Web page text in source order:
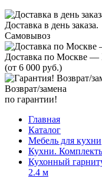
Доставка в день заказа.
Самовывоз
Доставка по Москве
(от 6 000 руб.)
Возврат/замена
по гарантии!
Главная
Каталог
Мебель для кухни
Кухни.
Кухонный
2.4 м